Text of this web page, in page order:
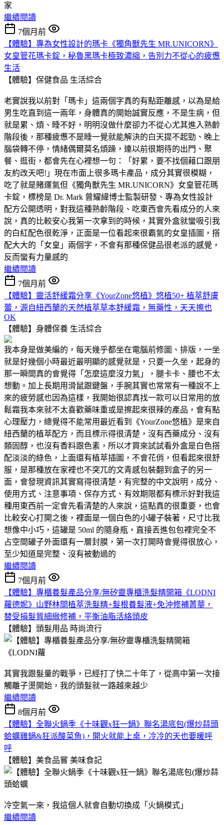
家
繼續閱讀
7個月前
【體驗】專為女性設計的瑪卡《獨角獸先生 MR.UNICORN》
女皇管花瑪卡錠，秘魯黑瑪卡極致濃縮，告別力不從心的疲憊
生活
【體驗】保健食品 生活綜合
老實說我以前對「瑪卡」這兩個字真的有點距離感，以為是給
男生吃直到這一兩年，身體真的開始誠實反應，不是生病，但
就是累、煩、睡不好，明明沒做什麼卻力不從心尤其進入熟齡
階段後，那種疲憊不是睡一覺就能解決的白天提不起勁、晚上
腦袋轉不停，情緒偶爾莫名煩躁，連以前很期待的出門、聚
餐、逛街，都會先在心裡想一句：「好累，要不找個藉口跟朋
友約改天吧!」現在市面上很多瑪卡產品，成分其實很模糊，
吃了就是賭運氣但《獨角獸先生 MR.UNICORN》女皇管花瑪
卡錠，標榜是 Dr. Mark 曾耀緯博士監製研發、專為女性設計
配方公開透明，對我這種熟齡階段、吃東西會先看成分的人來
說，真的比較安心我第一次拿到的時候，其實外盒就蠻吸引我
的白紅配色很乾淨，正面是一位看起來很霸氣的女皇插圖，搭
配大大的「女皇」兩個字，不會有那種保健品很老派的感覺，
反而蠻有力量感的
繼續閱讀
7個月前
【體驗】靈活舒緩霜分享《YourZone悠植》悠植50+ 植萃舒膚
蕾，源自紐西蘭的天然植萃草本舒緩霜，無藥性，天天擦也
OK
【體驗】身體保養 生活綜合
我本身是做美編的，每天幾乎都坐在電腦前修圖、排版，一坐
就是好幾個小時最近最明顯的感覺就是，只要一久坐，起身的
那一瞬間真的會覺得「怎麼這麼沒力氣」，腿卡卡、腰也不太
想動。加上長期用滑鼠跟鍵盤，手腕其實也常常有一種說不上
來的疲勞感也因為這樣，我開始很認真找一款可以日常用的放
鬆霜我本來就不太喜歡藥味重或是擦起來很辣的產品，會有點
心理壓力，總覺得不能常用最近看到《YourZone悠植》是來自
紐西蘭的植萃配方，而且標示得很清楚，沒有西藥成分、沒有
類固醇，也沒有香料跟色素，所以才買來試試看外盒是白色搭
配淡淡的綠色，上面還有植萃插圖，不會花俏，但看起來很舒
服，是那種放在家裡也不突兀的文青感包裝翻到盒子的另一
面，會發現資訊其實寫得很清楚，有完整的中文說明，成分、
使用方式、注意事項、保存方式、有效期限都有標示好對我這
種用東西前一定會先看清楚的人來說，這點真的很重要，也會
比較安心打開之後，裡面是一個白色的小罐子裝著，尺寸比我
想像中小巧，這罐是 50ml 的隨身瓶，直接丟進包包裡完全不
占空間罐子外面還有一層封膜，第一次打開時會覺得很放心，
至少知道是完整、沒有被動過的
繼續閱讀
7個月前
【體驗】專櫃養髮產品分享/無矽靈專櫃洗髮精開箱《LODNI
蘿德妮》山野林間植萃洗髮精+髮根養髮液+免沖修補菁華，
替受損髮質細緻修補，平衡油脂活絡頭皮
【體驗】頭髮用品 時尚流行
其實我跟髮量的戰爭，已經打了快二十年了，從高中第一次接
觸離子燙開始，我的頭髮就一路越來越少
繼續閱讀
8個月前
【體驗】全聯火鍋季《十味觀x狂一鍋》聯名湯底包(爆炒蒜頭
蛤蠣雞鍋&狂派酸菜魚)，開火就能上桌，冷冷的天也要暖呼
呼
【體驗】美食品嘗 美味食記
冷空氣一來，我這個人就會自動切換成「火鍋模式」
繼續閱讀